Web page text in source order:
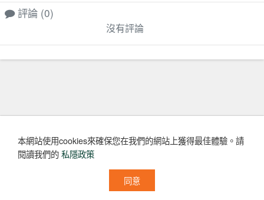
評論 (0)
沒有評論
本網站使用cookies來確保您在我們的網站上獲得最佳體驗。請
閱讀我們的私隱政策
同意